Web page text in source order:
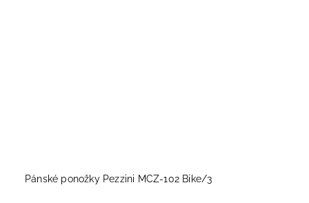
Pánské ponožky Pezzini MCZ-102 Bike/3